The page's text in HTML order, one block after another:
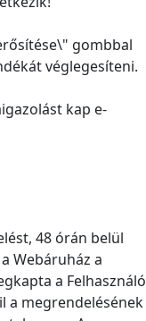
gombbal
véglegesíteni.
kap e-
48 órán belül
Webáruház a
a Felhasználó
a megrendelésének